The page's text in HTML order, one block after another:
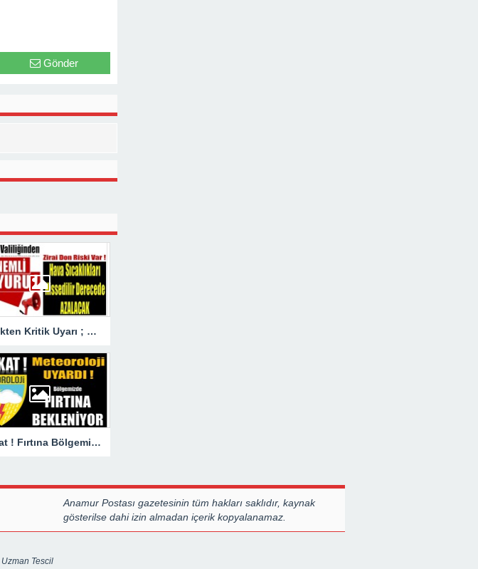
Gönder
Valilikten Kritik Uyarı ; Hava Sıcaklığı Hissedilir Derecede Azalacak!
Dikkat ! Fırtına Bölgemizde Etkili Olacak
Anamur Postası gazetesinin tüm hakları saklıdır, kaynak
gösterilse dahi izin almadan içerik kopyalanamaz.
Uzman Tescil